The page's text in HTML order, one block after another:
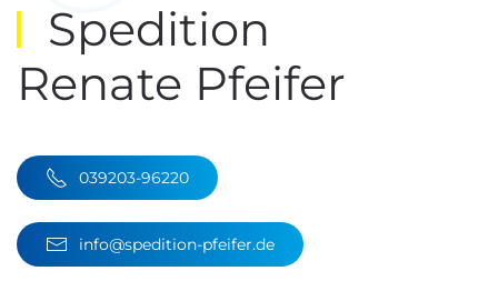
Spedition
Renate Pfeifer
039203-96220
info@spedition-pfeifer.de